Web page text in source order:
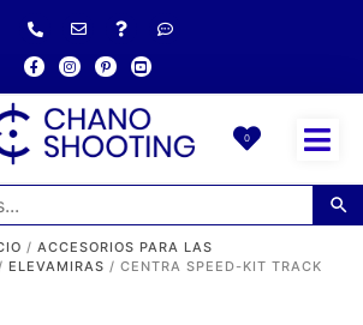
0
/ ACCESORIOS PARA LAS
ELEVAMIRAS / CENTRA SPEED-KIT TRACK